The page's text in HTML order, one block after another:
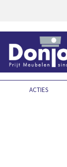
ACTIES